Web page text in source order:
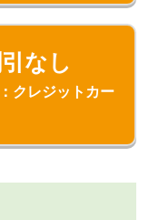
なし
クレジットカー